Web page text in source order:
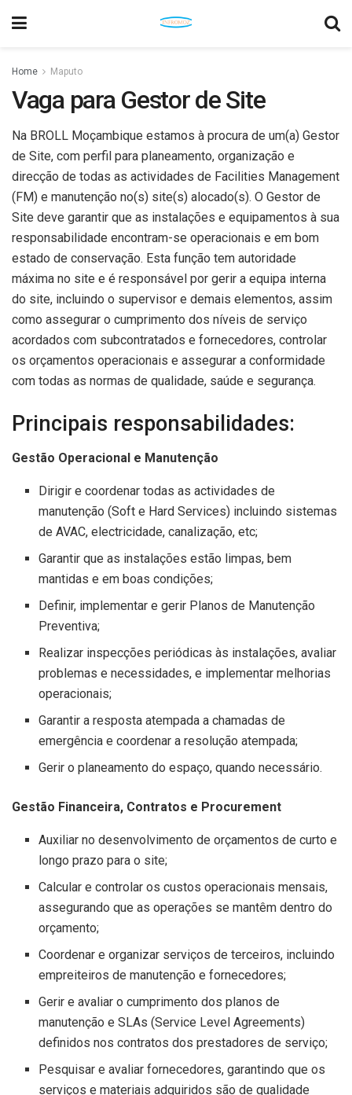
Home Maputo
Vaga para Gestor de Site
Na BROLL Moçambique estamos à procura de um(a) Gestor
de Site, com perfil para planeamento, organização e
direcção de todas as actividades de Facilities Management
(FM) e manutenção no(s) site(s) alocado(s). O Gestor de
Site deve garantir que as instalações e equipamentos à sua
responsabilidade encontram-se operacionais e em bom
estado de conservação. Esta função tem autoridade
máxima no site e é responsável por gerir a equipa interna
do site, incluindo o supervisor e demais elementos, assim
como assegurar o cumprimento dos níveis de serviço
acordados com subcontratados e fornecedores, controlar
os orçamentos operacionais e assegurar a conformidade
com todas as normas de qualidade, saúde e segurança.
Principais responsabilidades:
Gestão Operacional e Manutenção
Dirigir e coordenar todas as actividades de
manutenção (Soft e Hard Services) incluindo sistemas
de AVAC, electricidade, canalização, etc;
Garantir que as instalações estão limpas, bem
mantidas e em boas condições;
Definir, implementar e gerir Planos de Manutenção
Preventiva;
Realizar inspecções periódicas às instalações, avaliar
problemas e necessidades, e implementar melhorias
operacionais;
Garantir a resposta atempada a chamadas de
emergência e coordenar a resolução atempada;
Gerir o planeamento do espaço, quando necessário.
Gestão Financeira, Contratos e Procurement
Auxiliar no desenvolvimento de orçamentos de curto e
longo prazo para o site;
Calcular e controlar os custos operacionais mensais,
assegurando que as operações se mantêm dentro do
orçamento;
Coordenar e organizar serviços de terceiros, incluindo
empreiteiros de manutenção e fornecedores;
Gerir e avaliar o cumprimento dos planos de
manutenção e SLAs (Service Level Agreements)
definidos nos contratos dos prestadores de serviço;
Pesquisar e avaliar fornecedores, garantindo que os
serviços e materiais adquiridos são de qualidade